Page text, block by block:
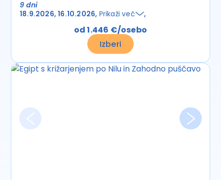
9 dni
18.9.2026 16.10.2026 Prikaži več
od 1.446 €/osebo
Izberi